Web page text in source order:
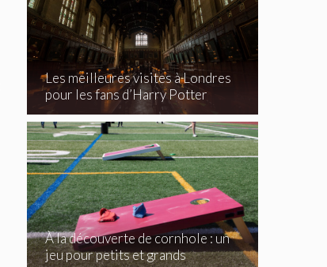
Les meilleures visites à Londres
pour les fans d’Harry Potter
À la découverte de cornhole : un
jeu pour petits et grands